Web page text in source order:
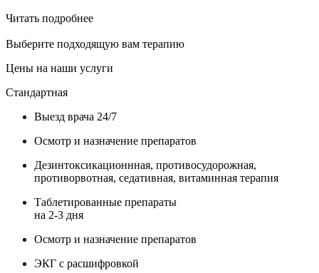
Читать подробнее
Выберите подходящую вам терапию
Цены на наши услуги
Стандартная
Выезд врача 24/7
Осмотр и назначение препаратов
Дезинтоксикационнная, противосудорожная,
противорвотная, седативная, витаминная терапия
Таблетированные препараты
на 2-3 дня
Осмотр и назначение препаратов
ЭКГ с расшифровкой